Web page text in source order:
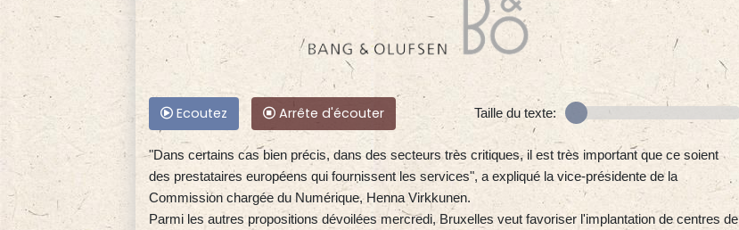
Ecoutez Arrête d'écouter Taille du texte:
"Dans certains cas bien précis, dans des secteurs très critiques, il est très important que ce soient
des prestataires européens qui fournissent les services", a expliqué la vice-présidente de la
Commission chargée du Numérique, Henna Virkkunen.
Parmi les autres propositions dévoilées mercredi, Bruxelles veut favoriser l'implantation de centres de